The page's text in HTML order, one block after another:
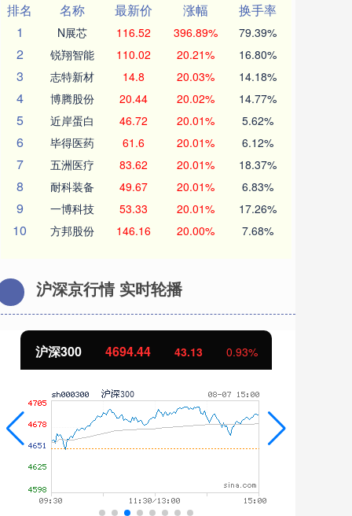
排名
名称 最新价 涨幅
换手率
1
N展芯 116.52 396.89% 79.39%
2 锐翔智能 110.02 20.21% 16.80%
3 志特新材 14.8 20.03% 14.18%
4 博腾股份 20.44 20.02% 14.77%
5 近岸蛋白 46.72 20.01% 5.62%
6 毕得医药 61.6 20.01% 6.12%
7 五洲医疗 83.62 20.01% 18.37%
8 耐科装备 49.67 20.01% 6.83%
9 一博科技 53.33 20.01% 17.26%
10 方邦股份 146.16 20.00% 7.68%
沪深京行情 实时轮播
北证50 1134.24 11.37 1.01%